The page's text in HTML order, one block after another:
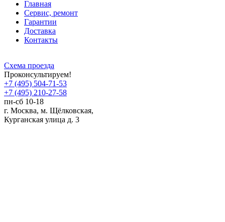
Главная
Сервис, ремонт
Гарантии
Доставка
Контакты
Схема проезда
Проконсультируем!
+7 (495) 504-71-53
+7 (495) 210-27-58
пн-сб 10-18
г. Москва, м. Щёлковская,
Курганская улица д. 3